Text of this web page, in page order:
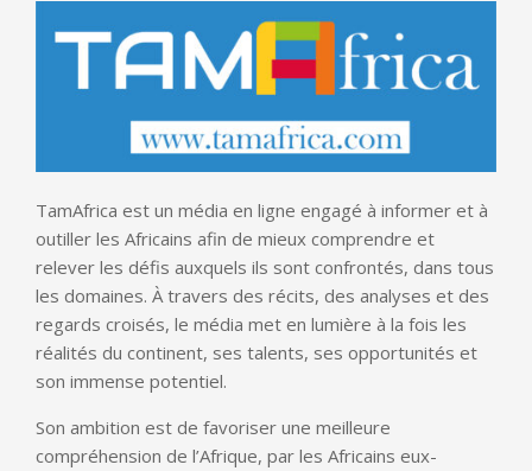
TamAfrica est un média en ligne engagé à informer et à
outiller les Africains afin de mieux comprendre et
relever les défis auxquels ils sont confrontés, dans tous
les domaines. À travers des récits, des analyses et des
regards croisés, le média met en lumière à la fois les
réalités du continent, ses talents, ses opportunités et
son immense potentiel.
Son ambition est de favoriser une meilleure
compréhension de l’Afrique, par les Africains eux-